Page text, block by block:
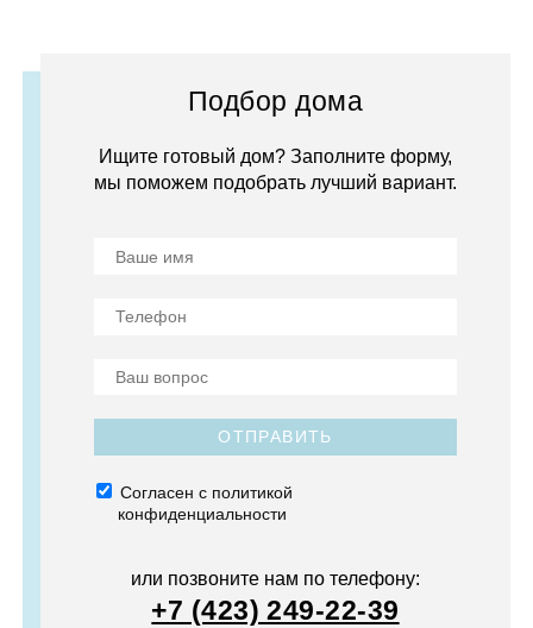
Подбор дома
Ищите готовый дом? Заполните форму,
мы поможем подобрать лучший вариант.
ОТПРАВИТЬ
Согласен с политикой
конфиденциальности
или позвоните нам по телефону:
+7 (423) 249-22-39